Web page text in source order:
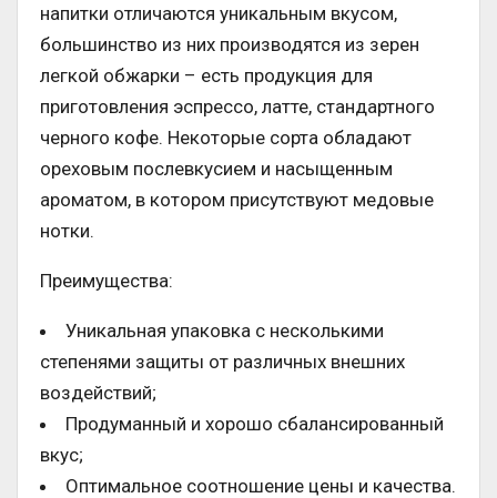
напитки отличаются уникальным вкусом,
большинство из них производятся из зерен
легкой обжарки – есть продукция для
приготовления эспрессо, латте, стандартного
черного кофе. Некоторые сорта обладают
ореховым послевкусием и насыщенным
ароматом, в котором присутствуют медовые
нотки.
Преимущества:
Уникальная упаковка с несколькими
степенями защиты от различных внешних
воздействий;
Продуманный и хорошо сбалансированный
вкус;
Оптимальное соотношение цены и качества.